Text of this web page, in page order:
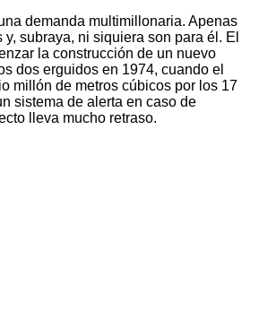
demanda multimillonaria. Apenas
subraya, ni siquiera son para él. El
la construcción de un nuevo
dos erguidos en 1974, cuando el
millón de metros cúbicos por los 17
sistema de alerta en caso de
lleva mucho retraso.